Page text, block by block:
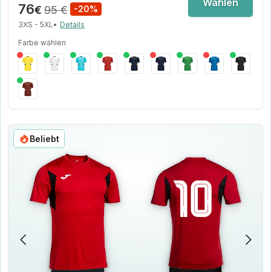
76€ 95 € -20%
3XS - 5XL• Details
Wählen
Farbe wählen
Beliebt